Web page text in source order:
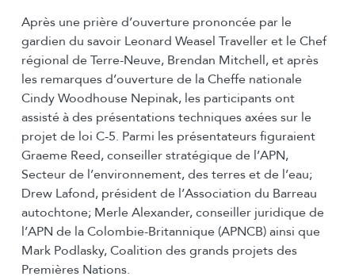
Après une prière d’ouverture prononcée par le
gardien du savoir Leonard Weasel Traveller et le Chef
régional de Terre-Neuve, Brendan Mitchell, et après
les remarques d’ouverture de la Cheffe nationale
Cindy Woodhouse Nepinak, les participants ont
assisté à des présentations techniques axées sur le
projet de loi C-5. Parmi les présentateurs figuraient
Graeme Reed, conseiller stratégique de l’APN,
Secteur de l’environnement, des terres et de l’eau;
Drew Lafond, président de l’Association du Barreau
autochtone; Merle Alexander, conseiller juridique de
l’APN de la Colombie-Britannique (APNCB) ainsi que
Mark Podlasky, Coalition des grands projets des
Premières Nations.